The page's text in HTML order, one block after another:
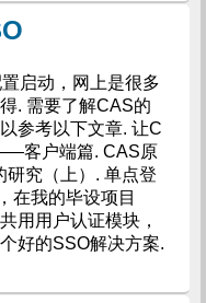
启动，网上是很多
. 需要了解CAS的
参考以下文章. 让C
客户端篇. CAS原
究（上）. 单点登
在我的毕设项目
用用户认证模块，
好的SSO解决方案.